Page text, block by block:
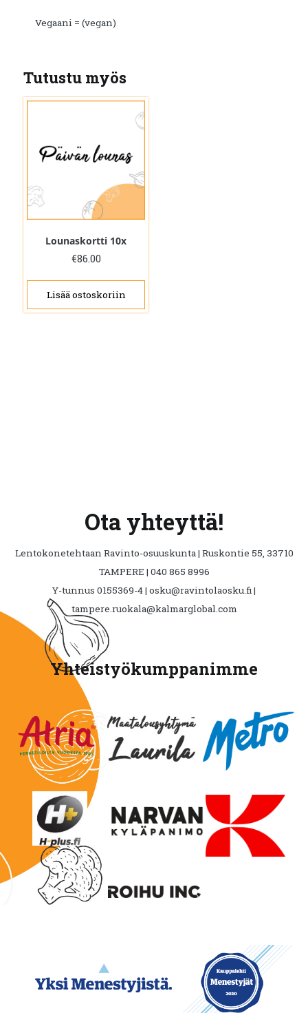
Vegaani = (vegan)
Tutustu myös
Lounaskortti 10x
€86.00
Lisää ostoskoriin
Ota yhteyttä!
Lentokonetehtaan Ravinto-osuuskunta | Ruskontie 55, 33710
TAMPERE | 040 865 8996
Y-tunnus 0155369-4 | osku@ravintolaosku.fi |
tampere.ruokala@kalmarglobal.com
Yhteistyökumppanimme